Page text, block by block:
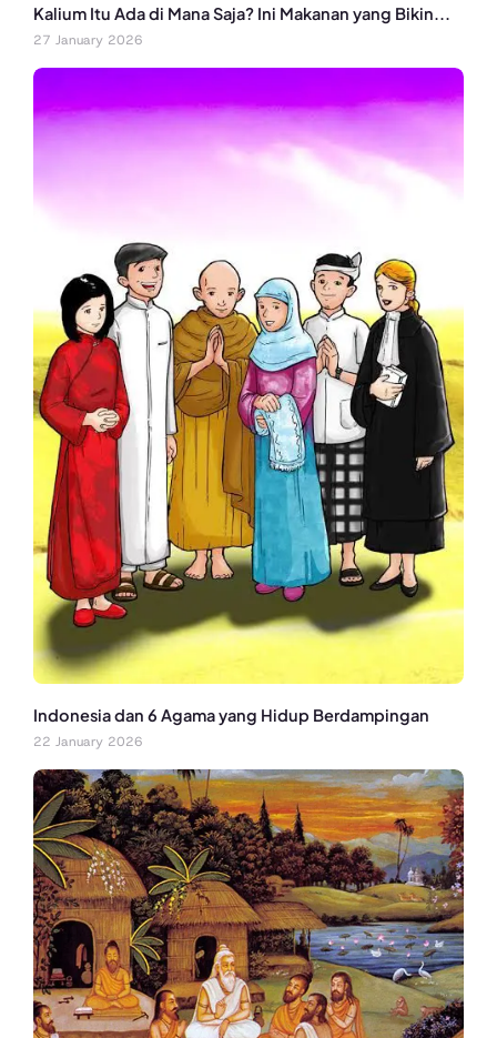
Kalium Itu Ada di Mana Saja? Ini Makanan yang Bikin...
27 January 2026
Indonesia dan 6 Agama yang Hidup Berdampingan
22 January 2026